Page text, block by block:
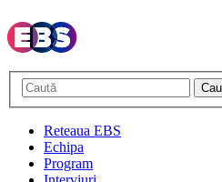
Reteaua EBS
Echipa
Program